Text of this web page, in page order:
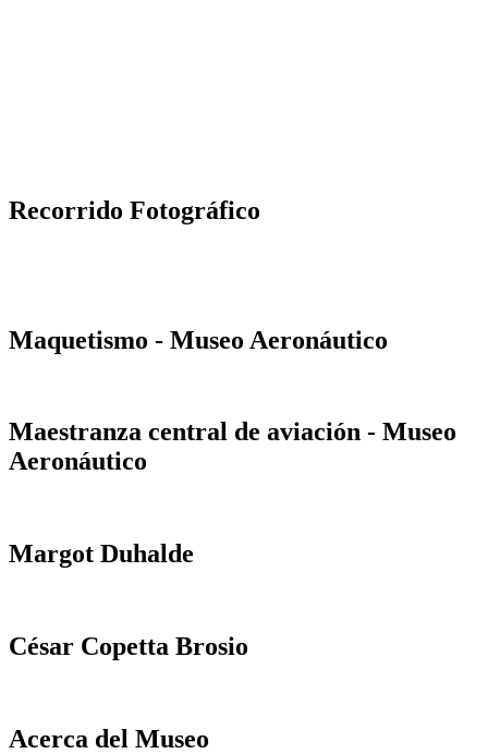
Recorrido Fotográfico
Maquetismo - Museo Aeronáutico
Maestranza central de aviación - Museo
Aeronáutico
Margot Duhalde
César Copetta Brosio
Acerca del Museo